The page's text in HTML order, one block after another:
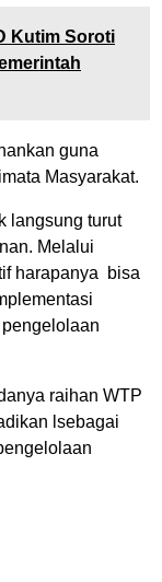
Kutim Soroti
guna
Masyarakat.
langsung turut
Melalui
harapanya bisa
raihan WTP
lsebagai